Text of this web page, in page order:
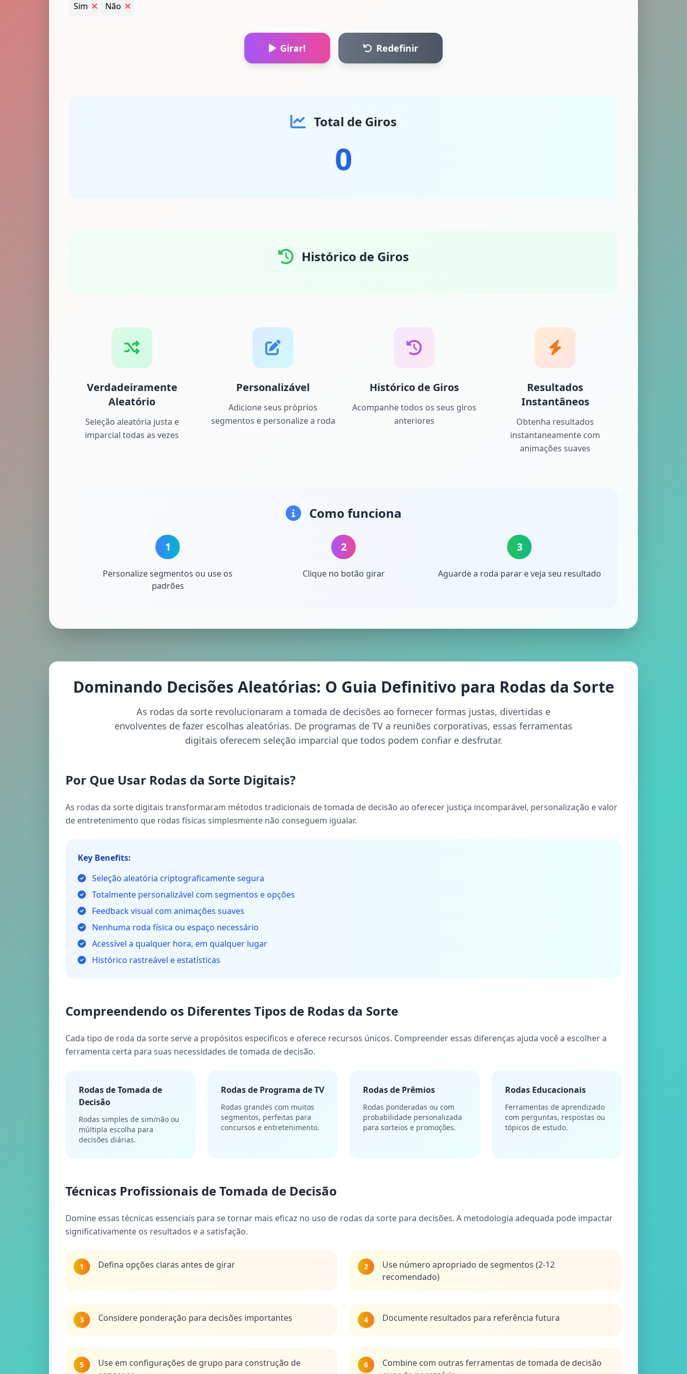
Sim Não
Girar! Redefinir
Total de Giros
0
Histórico de Giros
Verdadeiramente
Aleatório
Seleção aleatória justa e
imparcial todas as vezes
Personalizável
Adicione seus próprios
segmentos e personalize a roda
Histórico de Giros
Acompanhe todos os seus giros
anteriores
Resultados
Instantâneos
Obtenha resultados
instantaneamente com
animações suaves
Como funciona
1
Personalize segmentos ou use os
padrões
2
Clique no botão girar
3
Aguarde a roda parar e veja seu resultado
Dominando Decisões Aleatórias: O Guia Definitivo para Rodas da Sorte
As rodas da sorte revolucionaram a tomada de decisões ao fornecer formas justas, divertidas e
envolventes de fazer escolhas aleatórias. De programas de TV a reuniões corporativas, essas ferramentas
digitais oferecem seleção imparcial que todos podem confiar e desfrutar.
Por Que Usar Rodas da Sorte Digitais?
As rodas da sorte digitais transformaram métodos tradicionais de tomada de decisão ao oferecer justiça incomparável, personalização e valor
de entretenimento que rodas físicas simplesmente não conseguem igualar.
Key Benefits:
Seleção aleatória criptograficamente segura
Totalmente personalizável com segmentos e opções
Feedback visual com animações suaves
Nenhuma roda física ou espaço necessário
Acessível a qualquer hora, em qualquer lugar
Histórico rastreável e estatísticas
Compreendendo os Diferentes Tipos de Rodas da Sorte
Cada tipo de roda da sorte serve a propósitos específicos e oferece recursos únicos. Compreender essas diferenças ajuda você a escolher a
ferramenta certa para suas necessidades de tomada de decisão.
Rodas de Tomada de
Decisão
Rodas simples de sim/não ou
múltipla escolha para
decisões diárias.
Rodas de Programa de TV
Rodas grandes com muitos
segmentos, perfeitas para
concursos e entretenimento.
Rodas de Prêmios
Rodas ponderadas ou com
probabilidade personalizada
para sorteios e promoções.
Rodas Educacionais
Ferramentas de aprendizado
com perguntas, respostas ou
tópicos de estudo.
Técnicas Profissionais de Tomada de Decisão
Domine essas técnicas essenciais para se tornar mais eficaz no uso de rodas da sorte para decisões. A metodologia adequada pode impactar
significativamente os resultados e a satisfação.
1 Defina opções claras antes de girar 2
Use número apropriado de segmentos (2-12
recomendado)
3 Considere ponderação para decisões importantes 4 Documente resultados para referência futura
5
Use em configurações de grupo para construção de
6
Combine com outras ferramentas de tomada de decisão